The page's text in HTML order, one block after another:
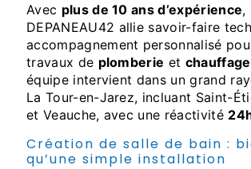
Avec plus de 10 ans d’expérience,
DEPANEAU42 allie savoir-faire
accompagnement personnalisé
travaux de plomberie et chauffage
équipe intervient dans un grand
La Tour-en-Jarez, incluant Saint-
et Veauche, avec une réactivité
Création de salle de bain :
qu’une simple installation